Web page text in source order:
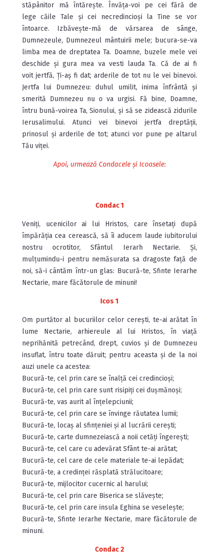
stăpânitor mă întărește. Învăța-voi pe cei fără de
lege căile Tale și cei necredincioși la Tine se vor
întoarce. Izbăvește-mă de vărsarea de sânge,
Dumnezeule, Dumnezeul mântuirii mele; bucura-se-va
limba mea de dreptatea Ta. Doamne, buzele mele vei
deschide și gura mea va vesti lauda Ta. Că de ai fi
voit jertfă, Ți-aș fi dat; arderile de tot nu le vei binevoi.
Jertfa lui Dumnezeu: duhul umilit, inima înfrântă și
smerită Dumnezeu nu o va urgisi. Fă bine, Doamne,
întru bună-voirea Ta, Sionului, și să se zidească zidurile
Ierusalimului. Atunci vei binevoi jertfa dreptății,
prinosul și arderile de tot; atunci vor pune pe altarul
Tău viței.
Apoi, urmează Condacele și Icoasele:
Condac 1
Veniți, ucenicilor ai lui Hristos, care însetați după
împărăția cea cerească, să îi aducem laude iubitorului
nostru ocro­titor, Sfântul Ierarh Nectarie. Și,
mulțumindu-i pentru nemăsurata sa dragoste față de
noi, să-i cântăm într-un glas: Bucură-te, Sfinte Ierarhe
Nectarie, mare făcătorule de minuni!
Icos 1
Om purtător al bucuriilor celor cerești, te-ai arătat în
lume Nectarie, arhiereule al lui Hristos, în viață
neprihănită petrecând, drept, cuvios și de Dumnezeu
insuflat, întru toate dăruit; pentru aceasta și de la noi
auzi unele ca acestea:
Bucură-te, cel prin care se înalță cei credincioși;
Bucură-te, cel prin care sunt risipiți cei dușmănoși;
Bucură-te, vas aurit al înțelepciunii;
Bucură-te, cel prin care se învinge răutatea lumii;
Bucură-te, locaș al sfințeniei și al lucrării cerești;
Bucură-te, carte dumnezeiască a noii cetăți îngerești;
Bucură-te, cel care cu adevărat Sfânt te-ai arătat;
Bucură-te, cel care de cele materiale te-ai lepădat;
Bucură-te, a credinței răsplată strălucitoare;
Bucură-te, mijlocitor cucernic al harului;
Bucură-te, cel prin care Biserica se slăvește;
Bucură-te, cel prin care insula Eghina se veselește;
Bucură-te, Sfinte Ierarhe Nectarie, mare făcătorule de
minuni.
Condac 2